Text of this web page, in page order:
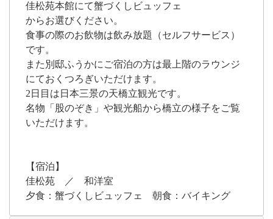
佳松苑本館にて蟹づくしビュッフェ
からお選びください。
食事の際のお飲物は飲み放題（セルフサービス）
です。
また別邸ふうかにご宿泊の方は最上階のラウンジ
にておくつろぎいただけます。
2日目は日本三景の天橋立観光です。
名物「股のぞき」や観光船から橋立の様子をご覧
いただけます。
【宿泊】
佳松苑 ／ 和洋室
夕食：蟹づくしビュッフェ 朝食：バイキング